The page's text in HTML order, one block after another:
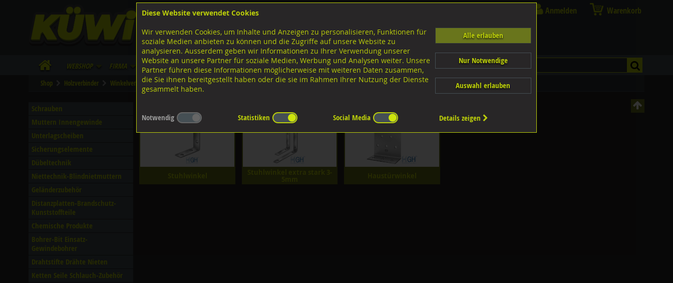
Lagerstrasse 8
Tel. 043 455 20 30
FB
IG
WebShop Firma Lieferinfo Infos/Downloads
Anmelden Warenkorb
Shop Holzverbinder Winkelverbinder Haustür- und Stuhlwinkel
Schrauben
Muttern Innengewinde
Unterlagscheiben
Sicherungselemente
Dübeltechnik
Niettechnik-Blindnietmuttern
Geländerzubehör
Distanzplatten-Brandschutz-
Kunststoffteile
Chemische Produkte
Bohrer-Bit Einsatz-
Gewindebohrer
Drahtstifte Drähte Nieten
Ketten Seile Schlauch-Zubehör
Diese Website verwendet Cookies
Wir verwenden Cookies, um Inhalte und Anzeigen zu personalisieren, Funktionen für
soziale Medien anbieten zu können und die Zugriffe auf unsere Website zu
analysieren. Ausserdem geben wir Informationen zu Ihrer Verwendung unserer
Website an unsere Partner für soziale Medien, Werbung und Analysen weiter. Unsere
Partner führen diese Informationen möglicherweise mit weiteren Daten zusammen,
die Sie ihnen bereitgestellt haben oder die sie im Rahmen Ihrer Nutzung der Dienste
gesammelt haben.
Alle erlauben
Nur Notwendige
Auswahl erlauben
Notwendig Statistiken Social Media Details zeigen